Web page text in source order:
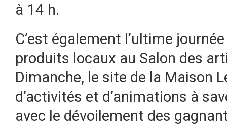
à 14 h.
C’est également l’ultime
produits locaux au Salon des
Dimanche, le site de la Maison
d’activités et d’animations à
avec le dévoilement des